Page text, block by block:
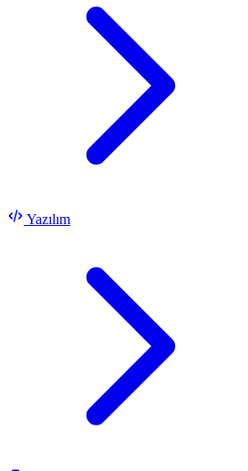
Yazılım